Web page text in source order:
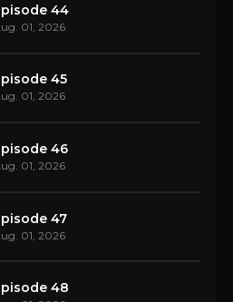
44
01, 2026
45
01, 2026
46
01, 2026
47
01, 2026
48